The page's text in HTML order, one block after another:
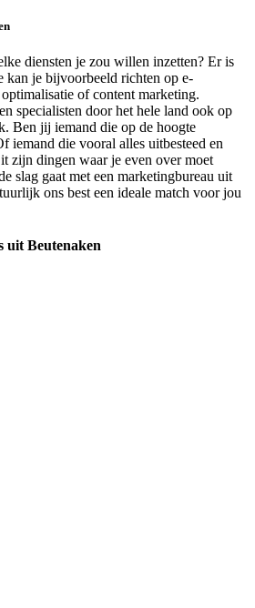
diensten je zou willen inzetten? Er is
kan je bijvoorbeeld richten op e-
of content marketing.
specialisten door het hele land ook op
Ben jij iemand die op de hoogte
iemand die vooral alles uitbesteed en
zijn dingen waar je even over moet
slag gaat met een marketingbureau uit
ons best een ideale match voor jou
uit Beutenaken